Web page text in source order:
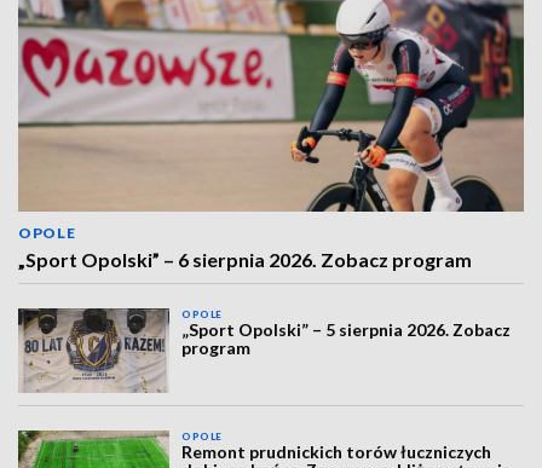
OPOLE
„Sport Opolski” – 6 sierpnia 2026. Zobacz program
OPOLE
„Sport Opolski” – 5 sierpnia 2026. Zobacz
program
OPOLE
Remont prudnickich torów łuczniczych